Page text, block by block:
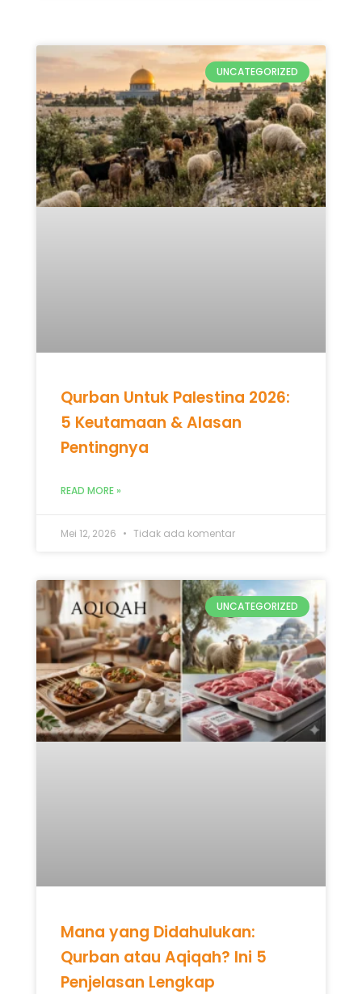
UNCATEGORIZED
Qurban Untuk Palestina 2026:
5 Keutamaan & Alasan
Pentingnya
READ MORE »
Mei 12, 2026 Tidak ada komentar
UNCATEGORIZED
Mana yang Didahulukan:
Qurban atau Aqiqah? Ini 5
Penjelasan Lengkap